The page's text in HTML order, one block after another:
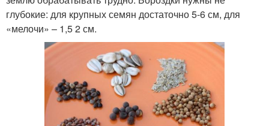
глубокие: для крупных семян достаточно 5-6 см, для
«мелочи» – 1,5 2 см.